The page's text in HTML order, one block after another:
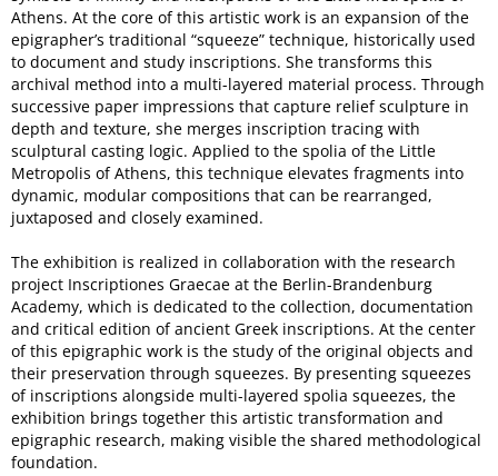
Athens. At the core of this artistic work is an expansion of the
epigrapher’s traditional “squeeze” technique, historically used
to document and study inscriptions. She transforms this
archival method into a multi-layered material process. Through
successive paper impressions that capture relief sculpture in
depth and texture, she merges inscription tracing with
sculptural casting logic. Applied to the spolia of the Little
Metropolis of Athens, this technique elevates fragments into
dynamic, modular compositions that can be rearranged,
juxtaposed and closely examined.
The exhibition is realized in collaboration with the research
project Inscriptiones Graecae at the Berlin-Brandenburg
Academy, which is dedicated to the collection, documentation
and critical edition of ancient Greek inscriptions. At the center
of this epigraphic work is the study of the original objects and
their preservation through squeezes. By presenting squeezes
of inscriptions alongside multi-layered spolia squeezes, the
exhibition brings together this artistic transformation and
epigraphic research, making visible the shared methodological
foundation.